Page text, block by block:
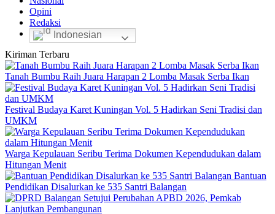
Opini
Redaksi
Indonesian
Kiriman Terbaru
Tanah Bumbu Raih Juara Harapan 2 Lomba Masak Serba Ikan
Festival Budaya Karet Kuningan Vol. 5 Hadirkan Seni Tradisi dan
UMKM
Warga Kepulauan Seribu Terima Dokumen Kependudukan dalam
Hitungan Menit
Bantuan
Pendidikan Disalurkan ke 535 Santri Balangan